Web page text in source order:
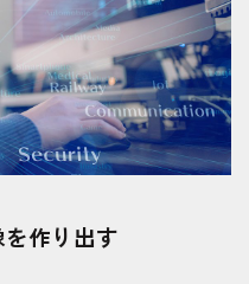
作り出す